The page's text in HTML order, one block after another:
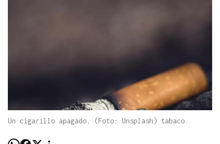
Un cigarillo apagado. (Foto: Unsplash) tabaco